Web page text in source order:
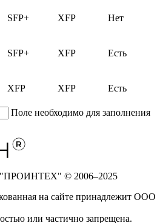
SFP+ XFP Нет
SFP+ XFP Есть
XFP XFP Есть
Поле необходимо для заполнения
© 2006–2025
на сайте принадлежит ООО
или частично запрещена.